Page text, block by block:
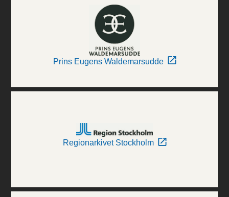
Prins Eugens Waldemarsudde
Regionarkivet Stockholm